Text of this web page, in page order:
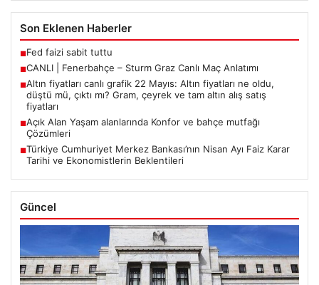
Son Eklenen Haberler
■Fed faizi sabit tuttu
■CANLI | Fenerbahçe – Sturm Graz Canlı Maç Anlatımı
■Altın fiyatları canlı grafik 22 Mayıs: Altın fiyatları ne oldu,
düştü mü, çıktı mı? Gram, çeyrek ve tam altın alış satış
fiyatları
■Açık Alan Yaşam alanlarında Konfor ve bahçe mutfağı
Çözümleri
■Türkiye Cumhuriyet Merkez Bankası’nın Nisan Ayı Faiz Karar
Tarihi ve Ekonomistlerin Beklentileri
Güncel